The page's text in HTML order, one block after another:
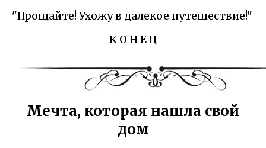
"Прощайте! Ухожу в далекое путешествие!"
К О Н Е Ц
Мечта, которая нашла свой
дом